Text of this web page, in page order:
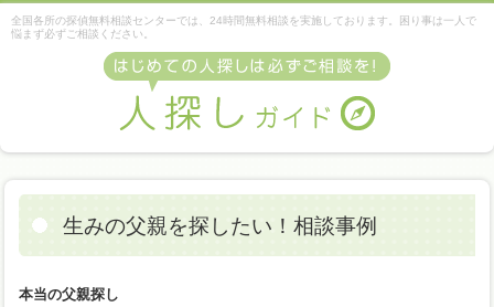
生みの父親を探したい！相談事例
本当の父親探し
全国各所の探偵無料相談センターでは、24時間無料相談を実施しております。困り事は一人で
悩まず必ずご相談ください。